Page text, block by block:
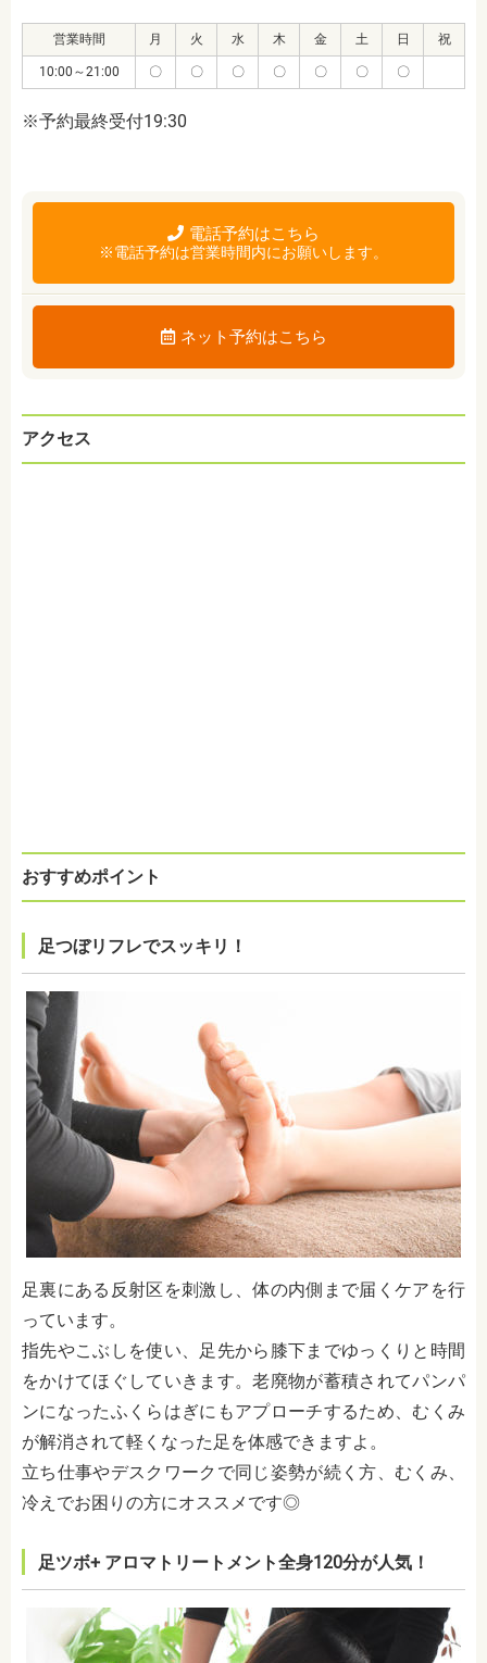
営業時間 月 火 水 木 金 土 日 祝
10:00～21:00 〇 〇 〇 〇 〇 〇 〇
※予約最終受付19:30
電話予約はこちら
※電話予約は営業時間内にお願いします。
ネット予約はこちら
アクセス
おすすめポイント
足つぼリフレでスッキリ！
足裏にある反射区を刺激し、体の内側まで届くケアを行
っています。
指先やこぶしを使い、足先から膝下までゆっくりと時間
をかけてほぐしていきます。老廃物が蓄積されてパンパ
ンになったふくらはぎにもアプローチするため、むくみ
が解消されて軽くなった足を体感できますよ。
立ち仕事やデスクワークで同じ姿勢が続く方、むくみ、
冷えでお困りの方にオススメです◎
足ツボ+ アロマトリートメント全身120分が人気！